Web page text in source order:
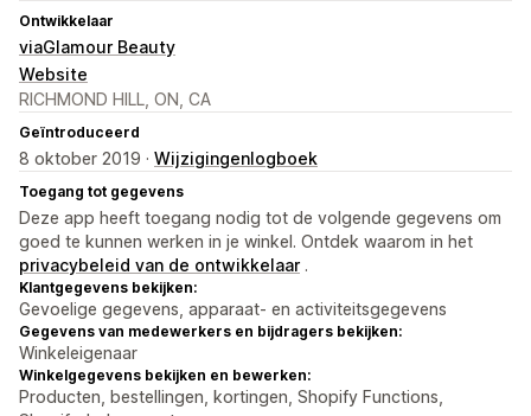
Ontwikkelaar
viaGlamour Beauty
Website
RICHMOND HILL, ON, CA
Geïntroduceerd
8 oktober 2019 · Wijzigingenlogboek
Toegang tot gegevens
Deze app heeft toegang nodig tot de volgende gegevens om
goed te kunnen werken in je winkel. Ontdek waarom in het
privacybeleid van de ontwikkelaar .
Klantgegevens bekijken:
Gevoelige gegevens, apparaat- en activiteitsgegevens
Gegevens van medewerkers en bijdragers bekijken:
Winkeleigenaar
Winkelgegevens bekijken en bewerken:
Producten, bestellingen, kortingen, Shopify Functions,